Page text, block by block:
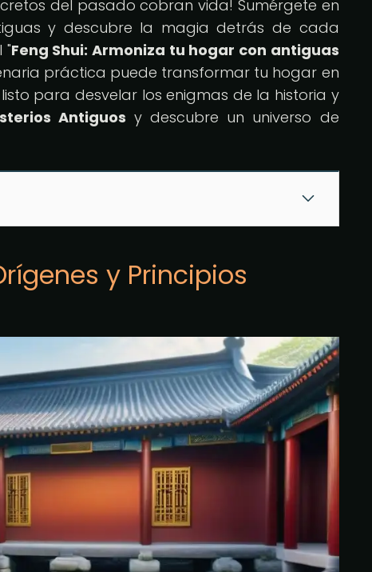
del pasado cobran vida! Sumérgete en
y descubre la magia detrás de cada
"Feng Shui: Armoniza tu hogar con antiguas
práctica puede transformar tu hogar en
para desvelar los enigmas de la historia y
Antiguos y descubre un universo de
y Principios